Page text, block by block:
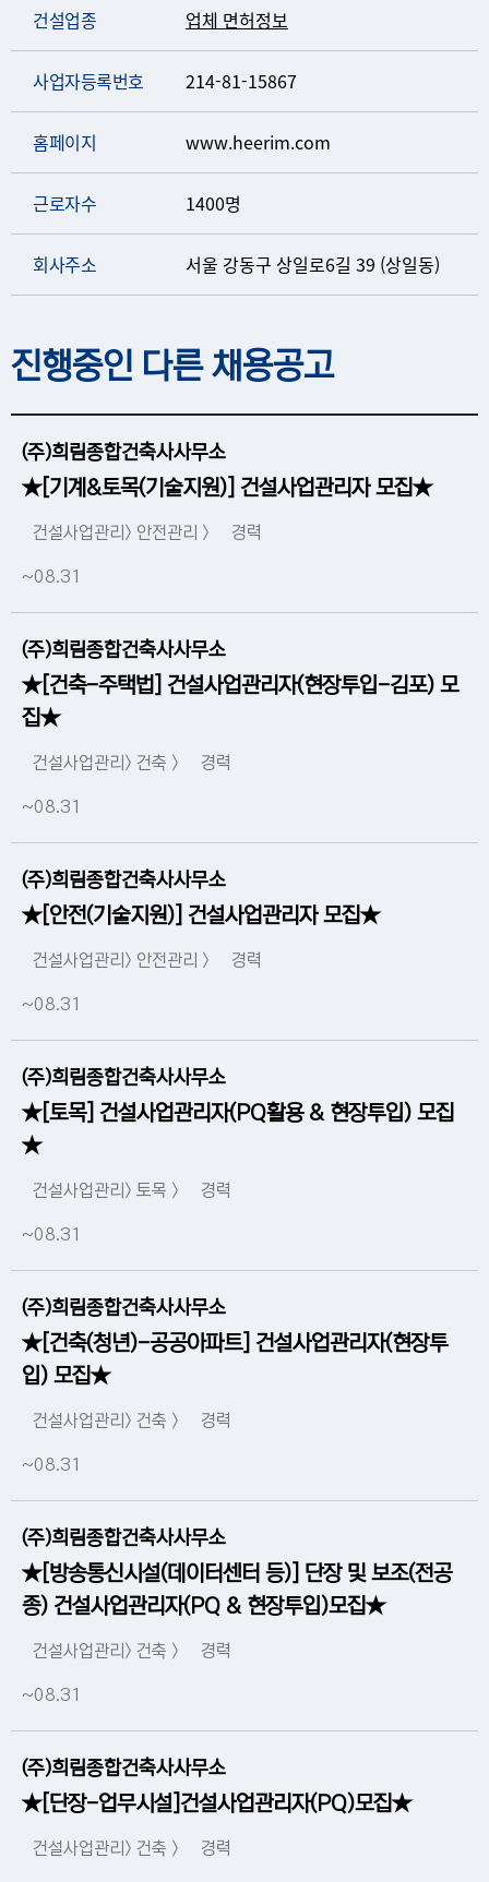
건설업종 업체 면허정보
사업자등록번호 214-81-15867
홈페이지 www.heerim.com
근로자수 1400명
회사주소 서울 강동구 상일로6길 39 (상일동)
진행중인 다른 채용공고
(주)희림종합건축사사무소
★[기계&토목(기술지원)] 건설사업관리자 모집★
건설사업관리> 안전관리 > 경력
~08.31
(주)희림종합건축사사무소
★[건축-주택법] 건설사업관리자(현장투입-김포) 모
집★
건설사업관리> 건축 > 경력
~08.31
(주)희림종합건축사사무소
★[안전(기술지원)] 건설사업관리자 모집★
건설사업관리> 안전관리 > 경력
~08.31
(주)희림종합건축사사무소
★[토목] 건설사업관리자(PQ활용 & 현장투입) 모집
★
건설사업관리> 토목 > 경력
~08.31
(주)희림종합건축사사무소
★[건축(청년)-공공아파트] 건설사업관리자(현장투
입) 모집★
건설사업관리> 건축 > 경력
~08.31
(주)희림종합건축사사무소
★[방송통신시설(데이터센터 등)] 단장 및 보조(전공
종) 건설사업관리자(PQ & 현장투입)모집★
건설사업관리> 건축 > 경력
~08.31
(주)희림종합건축사사무소
★[단장-업무시설]건설사업관리자(PQ)모집★
건설사업관리> 건축 > 경력